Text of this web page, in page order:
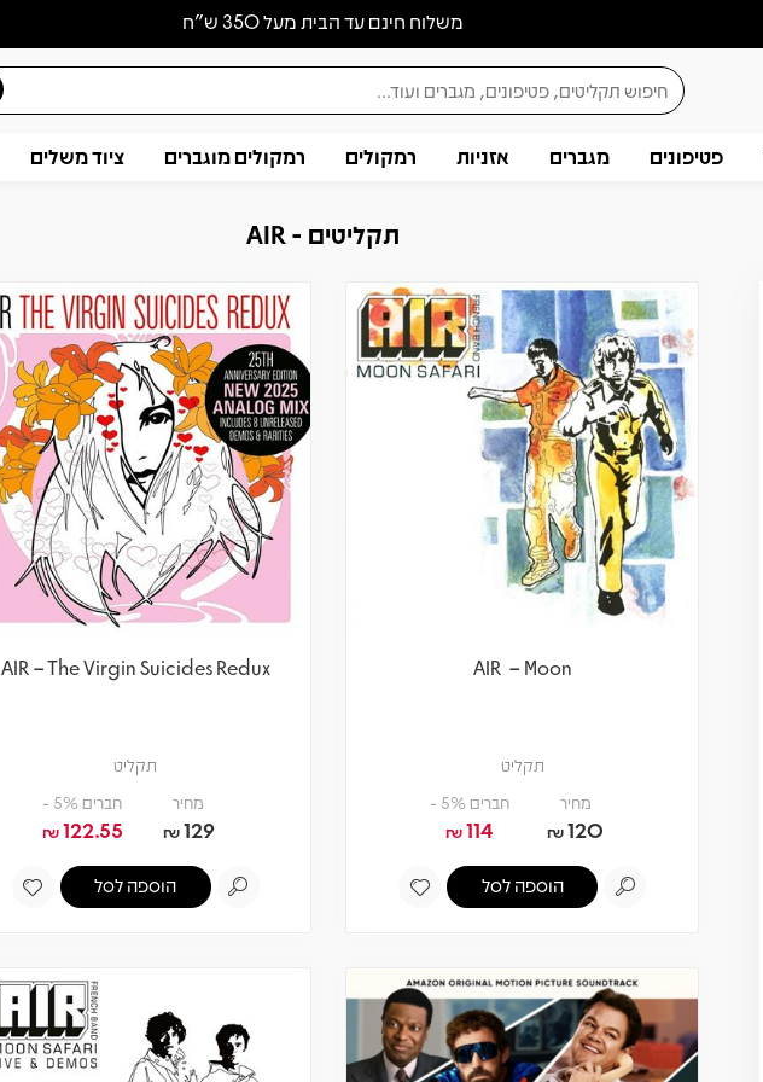
משלוח חינם עד הבית מעל 350 ש״ח
פטיפונים מגברים אזניות רמקולים רמקולים מוגברים ציוד משלים
תקליטים - AIR
AIR – Moon
תקליט
מחיר
120
₪
חברים 5% -
114
₪
הוספה לסל
AIR – The Virgin Suicides Redux
תקליט
מחיר
129
₪
חברים 5% -
122.55
₪
הוספה לסל